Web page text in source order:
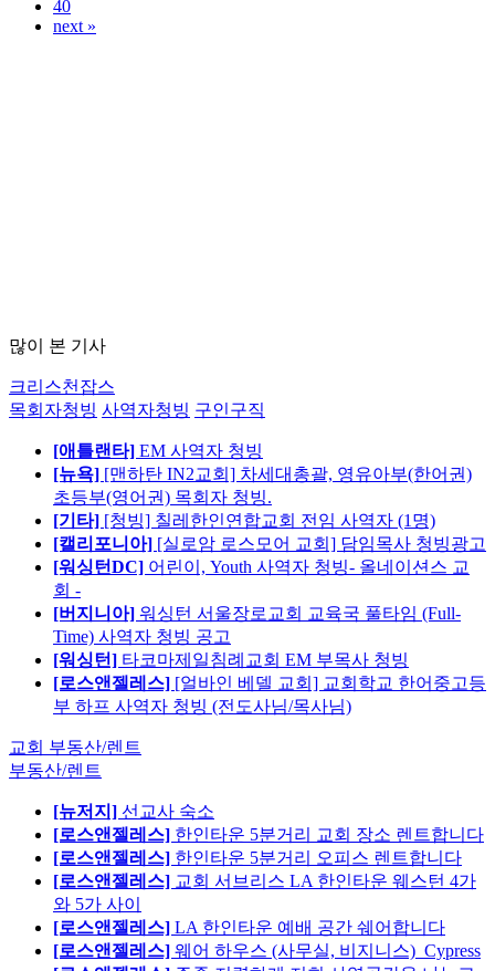
40
next »
많이 본 기사
크리스천잡스
목회자청빙 사역자청빙 구인구직
[애틀랜타] EM 사역자 청빙
[뉴욕] [맨하탄 IN2교회] 차세대총괄, 영유아부(한어권)
초등부(영어권) 목회자 청빙.
[기타] [청빙] 칠레한인연합교회 전임 사역자 (1명)
[캘리포니아] [실로암 로스모어 교회] 담임목사 청빙광고
[워싱턴DC] 어린이, Youth 사역자 청빙- 올네이션스 교
회 -
[버지니아] 워싱턴 서울장로교회 교육국 풀타임 (Full-
Time) 사역자 청빙 공고
[워싱턴] 타코마제일침례교회 EM 부목사 청빙
[로스앤젤레스] [얼바인 베델 교회] 교회학교 한어중고등
부 하프 사역자 청빙 (전도사님/목사님)
교회 부동산/렌트
부동산/렌트
[뉴저지] 선교사 숙소
[로스앤젤레스] 한인타운 5분거리 교회 장소 렌트합니다
[로스앤젤레스] 한인타운 5분거리 오피스 렌트합니다
[로스앤젤레스] 교회 서브리스 LA 한인타운 웨스턴 4가
와 5가 사이
[로스앤젤레스] LA 한인타운 예배 공간 쉐어합니다
[로스앤젤레스] 웨어 하우스 (사무실, 비지니스)_Cypress